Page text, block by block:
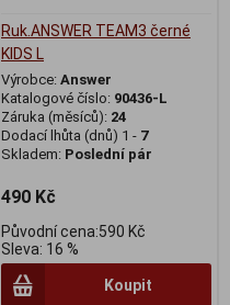
Ruk.ANSWER TEAM3 černé
KIDS L
Výrobce: Answer
Katalogové číslo: 90436-L
Záruka (měsíců): 24
Dodací lhůta (dnů) 1 - 7
Skladem: Poslední pár
490 Kč
Původní cena:590 Kč
Sleva: 16 %
Koupit